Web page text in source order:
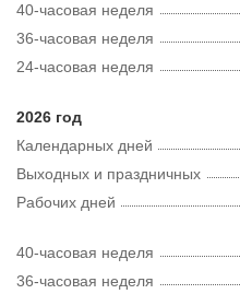
40-часовая неделя
36-часовая неделя
24-часовая неделя
2026 год
Календарных дней
Рабочих дней
Выходных и праздничных
40-часовая неделя
36-часовая неделя